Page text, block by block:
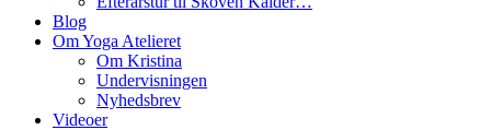
Blog
Om Yoga Atelieret
Om Kristina
Undervisningen
Nyhedsbrev
Videoer